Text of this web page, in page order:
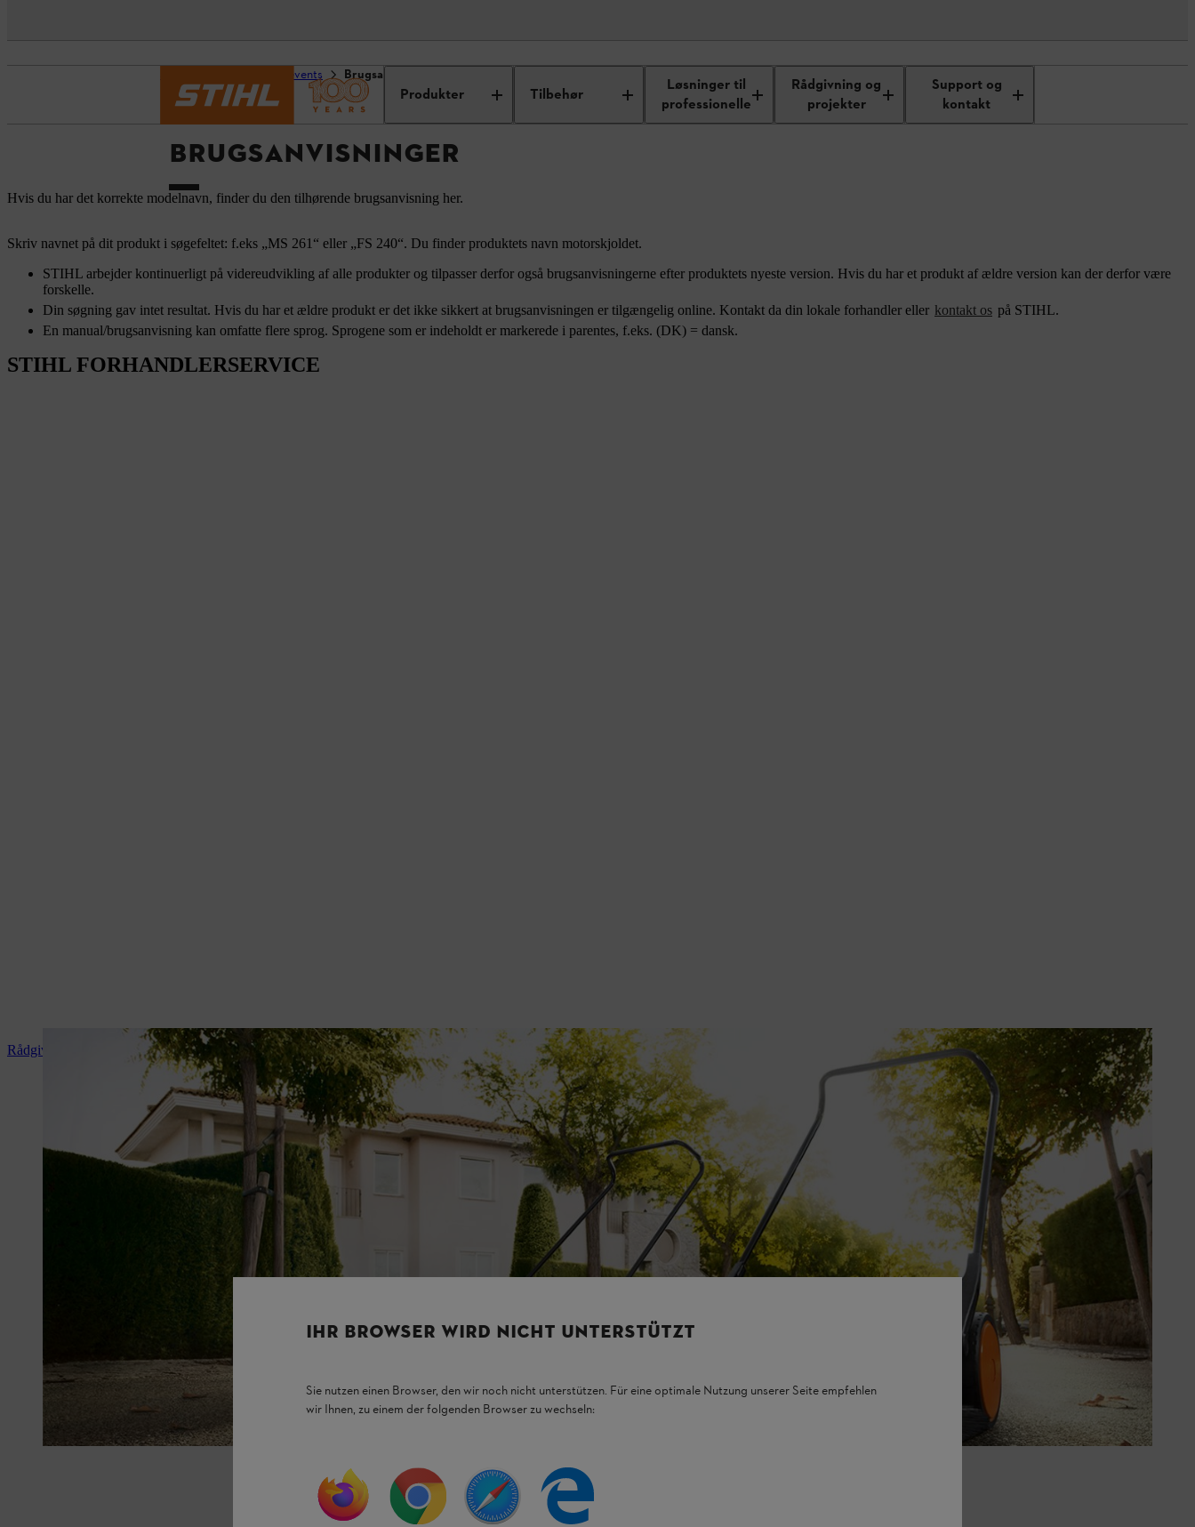
Produkter Tilbehør
Løsninger til
professionelle
Rådgivning og
projekter
Support og
kontakt
Service og events Brugsanvisninger
BRUGSANVISNINGER
Hvis du har det korrekte modelnavn, finder du den tilhørende brugsanvisning her.
Skriv navnet på dit produkt i søgefeltet: f.eks „MS 261“ eller „FS 240“. Du finder produktets navn motorskjoldet.
STIHL arbejder kontinuerligt på videreudvikling af alle produkter og tilpasser derfor også brugsanvisningerne efter produktets nyeste version. Hvis du har et produkt af ældre version kan der derfor være
forskelle.
Din søgning gav intet resultat. Hvis du har et ældre produkt er det ikke sikkert at brugsanvisningen er tilgængelig online. Kontakt da din lokale forhandler eller kontakt os på STIHL.
En manual/brugsanvisning kan omfatte flere sprog. Sprogene som er indeholdt er markerede i parentes, f.eks. (DK) = dansk.
STIHL FORHANDLERSERVICE
Rådgivning og produktvejledning
IHR BROWSER WIRD NICHT UNTERSTÜTZT
Sie nutzen einen Browser, den wir noch nicht unterstützen. Für eine optimale Nutzung unserer Seite empfehlen
wir Ihnen, zu einem der folgenden Browser zu wechseln: